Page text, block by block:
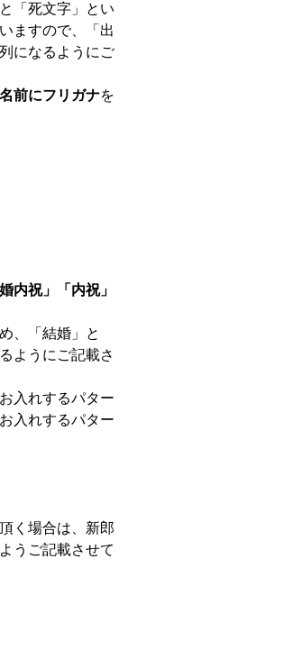
「死文字」とい
ますので、「出
になるようにご
前にフリガナを
婚内祝」「内祝」
、「結婚」と
ようにご記載さ
入れするパター
入れするパター
く場合は、新郎
うご記載させて